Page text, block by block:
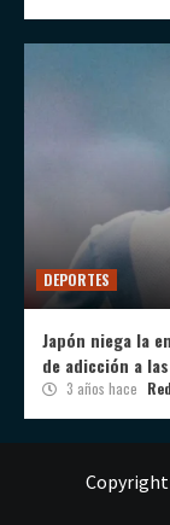
DEPORTES
Japón niega la
de adicción a
3 años hace
Copyright